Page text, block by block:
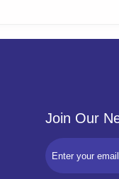
Join Our